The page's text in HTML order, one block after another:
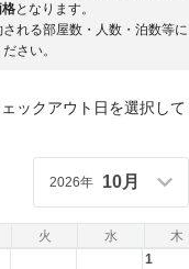
となります。
れる部屋数・人数・泊数等
さい。
ックアウト日を選択し
火 水 木
2026年 10月
1